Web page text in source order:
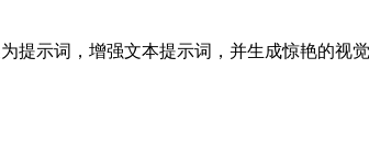
提示词，增强文本提示词，并生成惊艳的视